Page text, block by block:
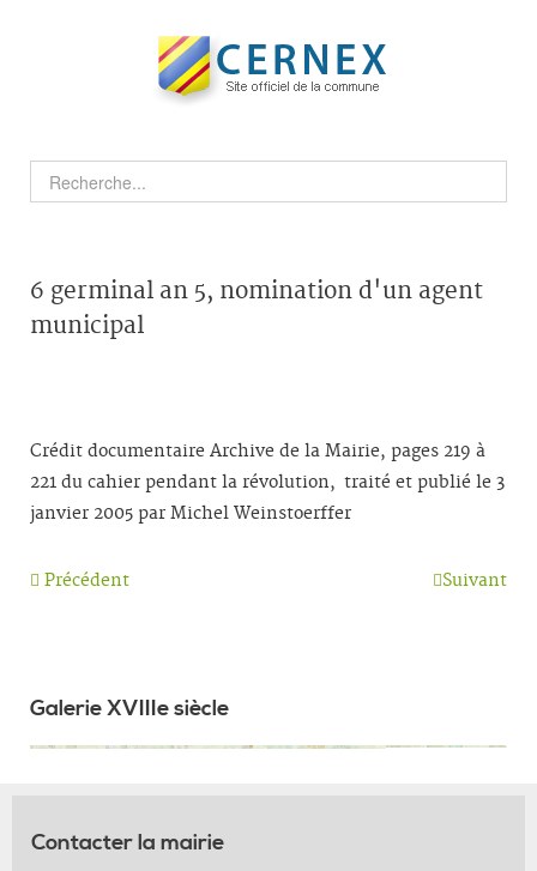
6 germinal an 5, nomination d'un agent
municipal
Crédit documentaire Archive de la Mairie, pages 219 à
221 du cahier pendant la révolution, traité et publié le 3
janvier 2005 par Michel Weinstoerffer
Précédent Suivant
Galerie XVIIIe siècle
Contacter la mairie